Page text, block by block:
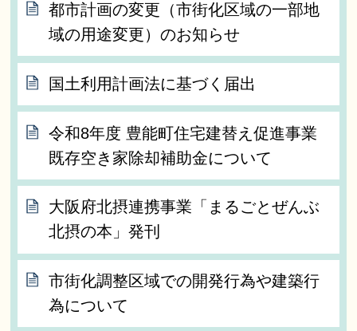
都市計画の変更（市街化区域の一部地
域の用途変更）のお知らせ
国土利用計画法に基づく届出
令和8年度 豊能町住宅建替え促進事業
既存空き家除却補助金について
大阪府北摂連携事業「まるごとぜんぶ
北摂の本」発刊
市街化調整区域での開発行為や建築行
為について